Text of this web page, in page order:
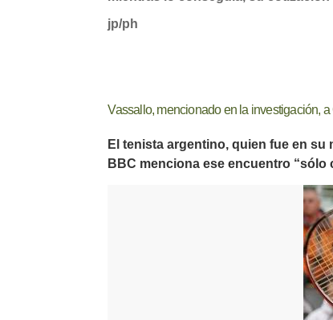
jp/ph
Vassallo, mencionado en la investigación, a
El tenista argentino, quien fue en
BBC menciona ese encuentro “sólo